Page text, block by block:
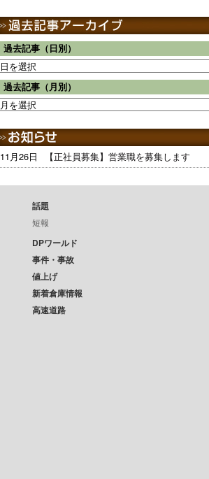
過去記事（日別）
過去記事（月別）
11月26日 【正社員募集】営業職を募集します
話題
短報
DPワールド
事件・事故
値上げ
新着倉庫情報
高速道路